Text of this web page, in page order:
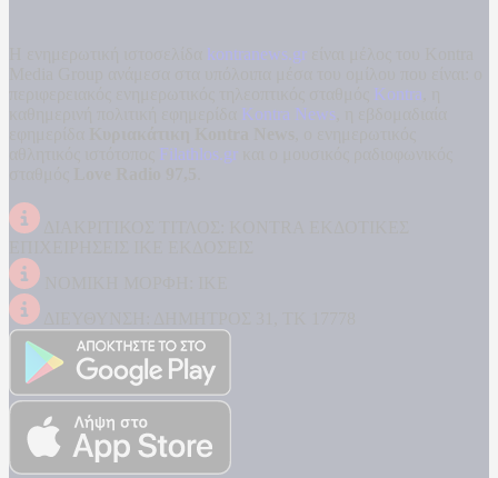
kontranews.gr
Kontra
Kontra News
Filathlos.gr